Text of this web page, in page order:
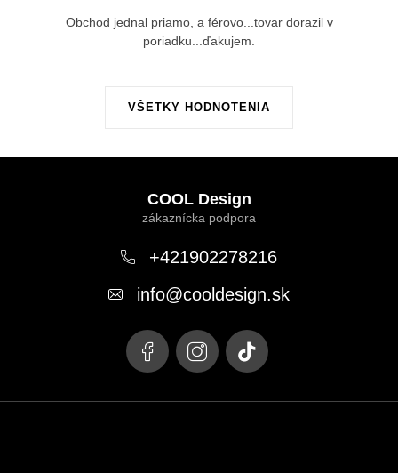
VŠETKY HODNOTENIA
Obchod jednal priamo, a férovo...tovar dorazil v
poriadku...ďakujem.
COOL Design
+421902278216
info@cooldesign.sk